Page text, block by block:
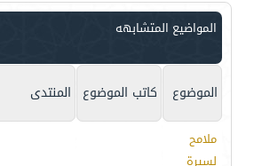
المواضيع المتشابهه
الموضوع كاتب الموضوع المنتدى
ملامح
لسيرة